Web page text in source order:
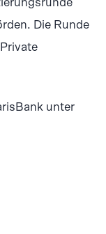
Die Runde
unter